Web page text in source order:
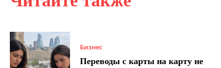
Бизнес
Переводы с карты на карту не